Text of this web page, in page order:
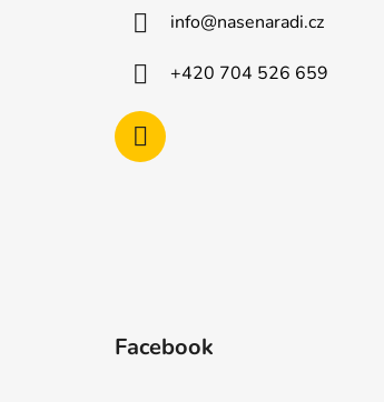
info@nasenaradi.cz
+420 704 526 659
Facebook